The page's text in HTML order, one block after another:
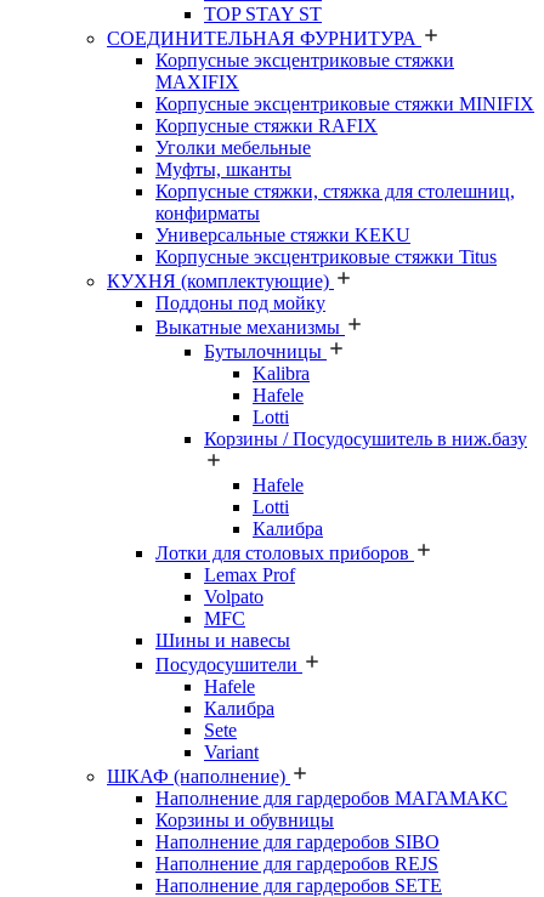
TOP STAY ST
СОЕДИНИТЕЛЬНАЯ ФУРНИТУРА
Корпусные эксцентриковые стяжки
MAXIFIX
Корпусные эксцентриковые стяжки MINIFIX
Корпусные стяжки RAFIX
Уголки мебельные
Муфты, шканты
Корпусные стяжки, стяжка для столешниц,
конфирматы
Универсальные стяжки KEKU
Корпусные эксцентриковые стяжки Titus
КУХНЯ (комплектующие)
Поддоны под мойку
Выкатные механизмы
Бутылочницы
Kalibra
Hafele
Lotti
Корзины / Посудосушитель в ниж.базу
Hafele
Lotti
Калибра
Лотки для столовых приборов
Lemax Prof
Volpato
MFC
Шины и навесы
Посудосушители
Hafele
Калибра
Sete
Variant
ШКАФ (наполнение)
Наполнение для гардеробов МАГАМАКС
Корзины и обувницы
Наполнение для гардеробов SIBO
Наполнение для гардеробов REJS
Наполнение для гардеробов SETE